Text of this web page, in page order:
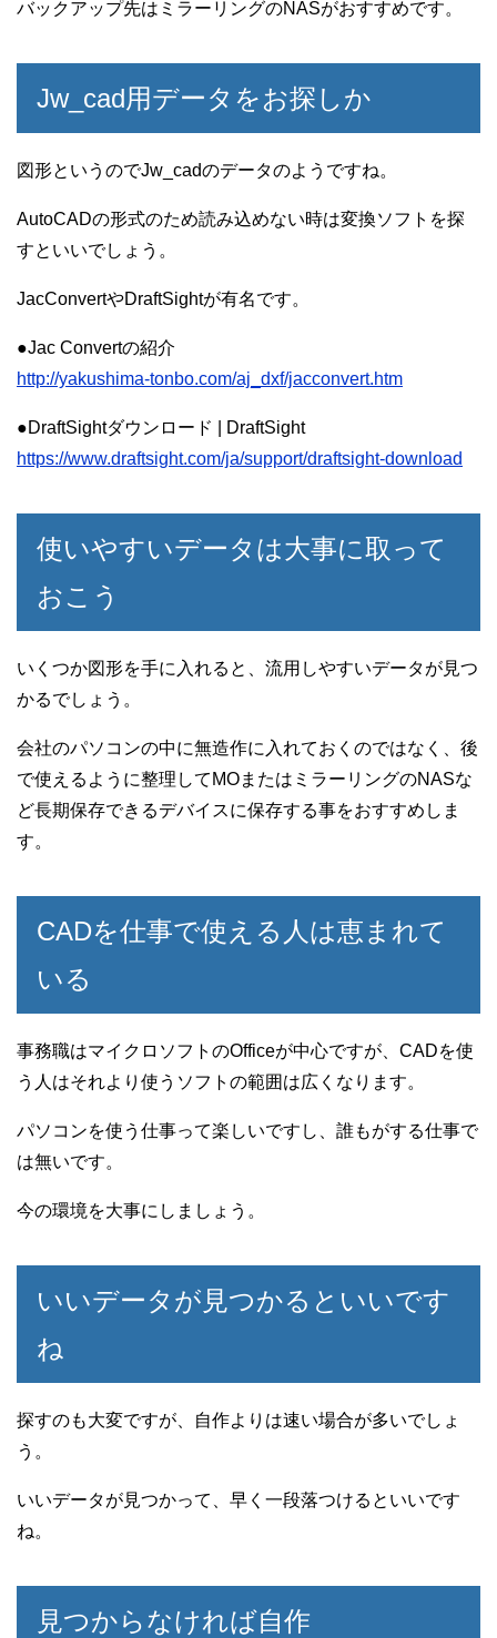
バックアップ先はミラーリングのNASがおすすめです。
Jw_cad用データをお探しか
図形というのでJw_cadのデータのようですね。
AutoCADの形式のため読み込めない時は変換ソフトを探
すといいでしょう。
JacConvertやDraftSightが有名です。
●Jac Convertの紹介
http://yakushima-tonbo.com/aj_dxf/jacconvert.htm
●DraftSightダウンロード | DraftSight
https://www.draftsight.com/ja/support/draftsight-download
使いやすいデータは大事に取って
おこう
いくつか図形を手に入れると、流用しやすいデータが見つ
かるでしょう。
会社のパソコンの中に無造作に入れておくのではなく、後
で使えるように整理してMOまたはミラーリングのNASな
ど長期保存できるデバイスに保存する事をおすすめしま
す。
CADを仕事で使える人は恵まれて
いる
事務職はマイクロソフトのOfficeが中心ですが、CADを使
う人はそれより使うソフトの範囲は広くなります。
パソコンを使う仕事って楽しいですし、誰もがする仕事で
は無いです。
今の環境を大事にしましょう。
いいデータが見つかるといいです
ね
探すのも大変ですが、自作よりは速い場合が多いでしょ
う。
いいデータが見つかって、早く一段落つけるといいです
ね。
見つからなければ自作